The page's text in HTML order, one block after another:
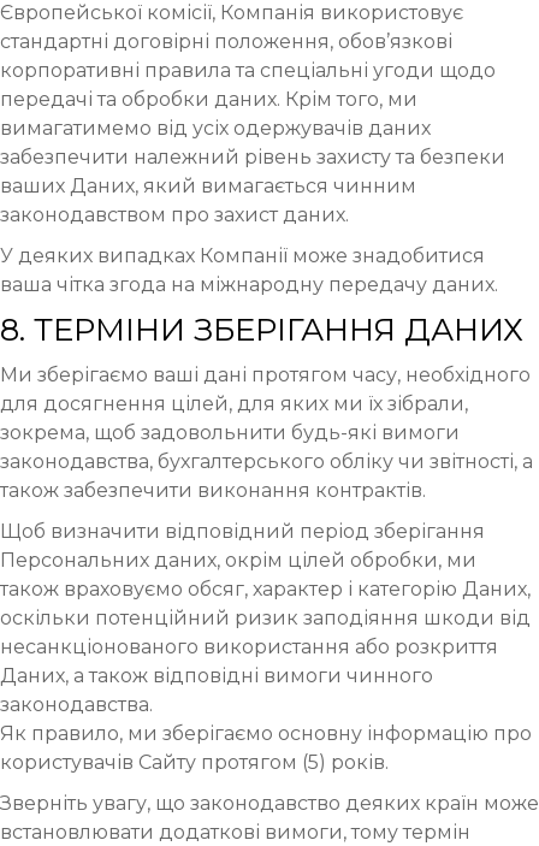
Європейської комісії, Компанія використовує
стандартні договірні положення, обов’язкові
корпоративні правила та спеціальні угоди щодо
передачі та обробки даних. Крім того, ми
вимагатимемо від усіх одержувачів даних
забезпечити належний рівень захисту та безпеки
ваших Даних, який вимагається чинним
законодавством про захист даних.
У деяких випадках Компанії може знадобитися
ваша чітка згода на міжнародну передачу даних.
8. ТЕРМІНИ ЗБЕРІГАННЯ ДАНИХ
Ми зберігаємо ваші дані протягом часу, необхідного
для досягнення цілей, для яких ми їх зібрали,
зокрема, щоб задовольнити будь-які вимоги
законодавства, бухгалтерського обліку чи звітності, а
також забезпечити виконання контрактів.
Щоб визначити відповідний період зберігання
Персональних даних, окрім цілей обробки, ми
також враховуємо обсяг, характер і категорію Даних,
оскільки потенційний ризик заподіяння шкоди від
несанкціонованого використання або розкриття
Даних, а також відповідні вимоги чинного
законодавства.
Як правило, ми зберігаємо основну інформацію про
користувачів Сайту протягом (5) років.
Зверніть увагу, що законодавство деяких країн може
встановлювати додаткові вимоги, тому термін